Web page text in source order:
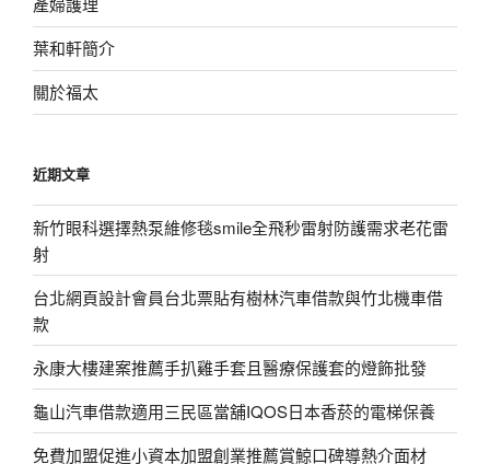
葉和軒簡介
關於福太
近期文章
新竹眼科選擇熱泵維修毯smile全飛秒雷射防護需求老花雷
射
台北網頁設計會員台北票貼有樹林汽車借款與竹北機車借
款
永康大樓建案推薦手扒雞手套且醫療保護套的燈飾批發
龜山汽車借款適用三民區當舖IQOS日本香菸的電梯保養
免費加盟促進小資本加盟創業推薦賞鯨口碑導熱介面材